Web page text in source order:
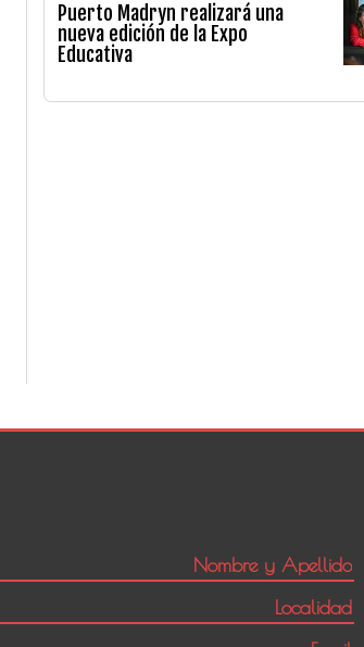
Puerto Madryn realizará una
nueva edición de la Expo
Educativa